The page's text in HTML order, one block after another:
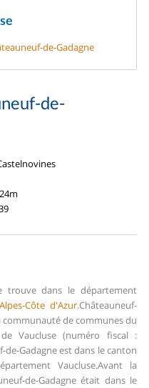
de-Gadagne
de-
trouve dans le département
Côte d'Azur.Châteauneuf-
communauté de communes du
Vaucluse (numéro fiscal :
de-Gadagne est dans le canton
Vaucluse.Avant la
de-Gadagne était dans le